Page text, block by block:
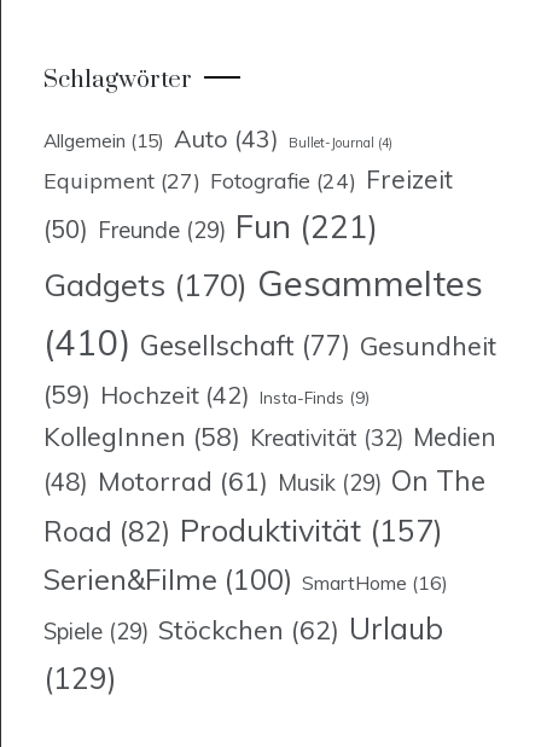
Schlagwörter
Allgemein (15) Auto (43) Bullet-Journal (4)
Equipment (27) Fotografie (24) Freizeit
(50) Freunde (29) Fun (221)
Gadgets (170) Gesammeltes
(410) Gesellschaft (77) Gesundheit
(59) Hochzeit (42) Insta-Finds (9)
KollegInnen (58) Kreativität (32) Medien
(48) Motorrad (61) Musik (29) On The
Road (82) Produktivität (157)
Serien&Filme (100) SmartHome (16)
Spiele (29) Stöckchen (62) Urlaub
(129)